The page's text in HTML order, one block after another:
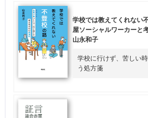
学校では教えてくれな
屋ソーシャルワーカーと
山永和子
学校に行けず、苦しい
う処方箋